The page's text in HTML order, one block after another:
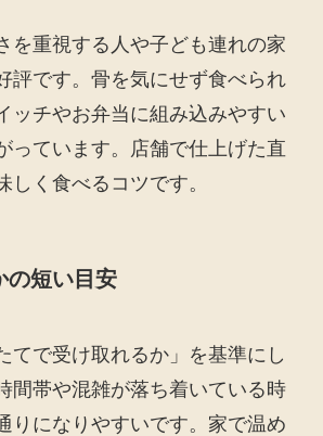
を重視する人や子ども連れの家
評です。骨を気にせず食べられ
ッチやお弁当に組み込みやすい
っています。店舗で仕上げた直
しく食べるコツです。
の短い目安
てで受け取れるか」を基準にし
間帯や混雑が落ち着いている時
りになりやすいです。家で温め